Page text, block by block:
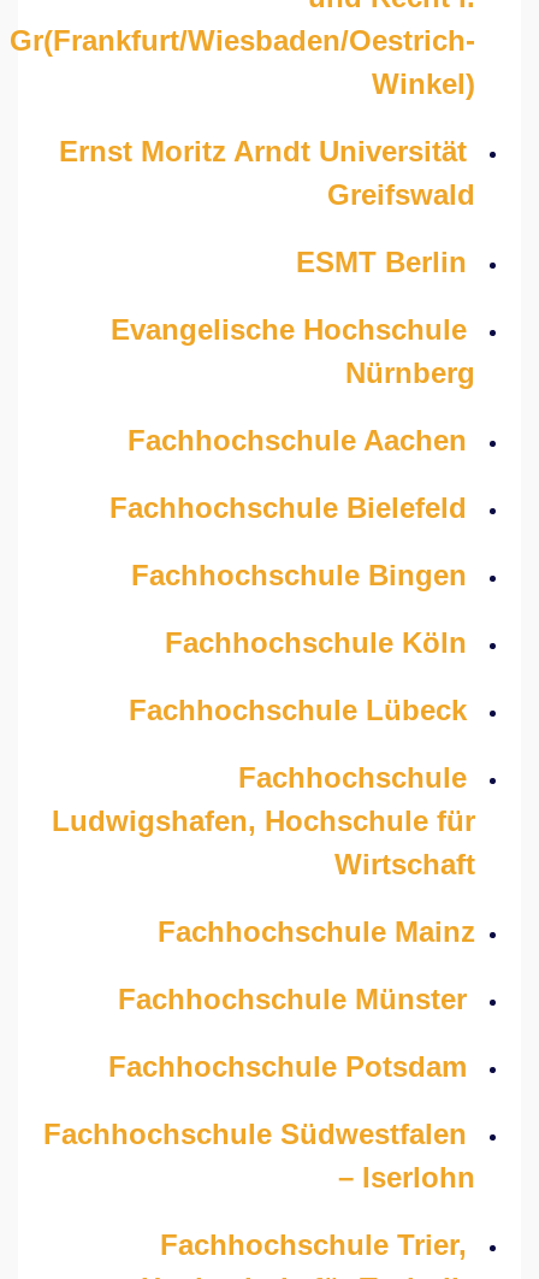
Gr(Frankfurt/Wiesbaden/Oestrich-
Winkel)
Ernst Moritz Arndt Universität
Greifswald
Evangelische Hochschule
Nürnberg
Fachhochschule
Ludwigshafen, Hochschule für
Wirtschaft
Fachhochschule Mainz
Fachhochschule Südwestfalen
– Iserlohn
Fachhochschule Trier,